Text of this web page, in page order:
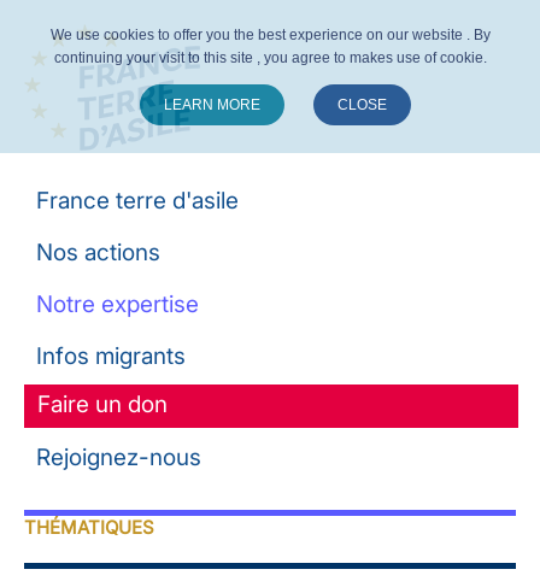
France terre d'asile
Nos actions
Notre expertise
Infos migrants
Faire un don
Rejoignez-nous
THÉMATIQUES
We use cookies to offer you the best experience on our website . By
continuing your visit to this site , you agree to makes use of cookie.
LEARN MORE CLOSE